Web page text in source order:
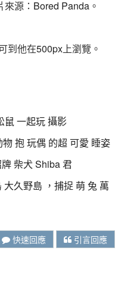
來源： Bored Panda 。
到他在500px上瀏覽。
鼠 一起玩 攝影
抱 玩偶 的超 可愛 睡姿
柴犬 Shiba 君
久野島 ，捕捉 萌 兔 萬
快速回應 引言回應